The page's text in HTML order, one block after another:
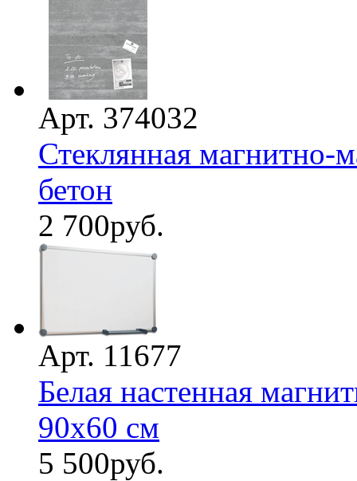
Арт. 374032
Стеклянная магнитно-
бетон
2 700руб.
Арт. 11677
Белая настенная
90х60 см
5 500руб.